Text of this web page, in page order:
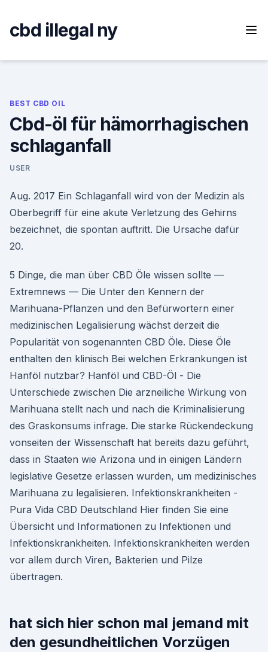
content
cbd illegal ny
BEST CBD OIL
Cbd-öl für hämorrhagischen
schlaganfall
USER
Aug. 2017 Ein Schlaganfall wird von der Medizin als
Oberbegriff für eine akute Verletzung des Gehirns
bezeichnet, die spontan auftritt. Die Ursache dafür
20.
5 Dinge, die man über CBD Öle wissen sollte —
Extremnews — Die Unter den Kennern der
Marihuana-Pflanzen und den Befürwortern einer
medizinischen Legalisierung wächst derzeit die
Popularität von sogenannten CBD Öle. Diese Öle
enthalten den klinisch Bei welchen Erkrankungen ist
Hanföl nutzbar? Hanföl und CBD-Öl - Die
Unterschiede zwischen Die arzneiliche Wirkung von
Marihuana stellt nach und nach die Kriminalisierung
des Graskonsums infrage. Die starke Rückendeckung
vonseiten der Wissenschaft hat bereits dazu geführt,
dass in Staaten wie Arizona und in einigen Ländern
legislative Gesetze erlassen wurden, um medizinisches
Marihuana zu legalisieren. Infektionskrankheiten -
Pura Vida CBD Deutschland Hier finden Sie eine
Übersicht und Informationen zu Infektionen und
Infektionskrankheiten. Infektionskrankheiten werden
vor allem durch Viren, Bakterien und Pilze
übertragen.
hat sich hier schon mal jemand mit
den gesundheitlichen Vorzügen